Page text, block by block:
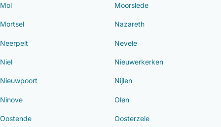
Mol Moorslede
Mortsel Nazareth
Neerpelt Nevele
Niel Nieuwerkerken
Nieuwpoort Nijlen
Ninove Olen
Oostende Oosterzele